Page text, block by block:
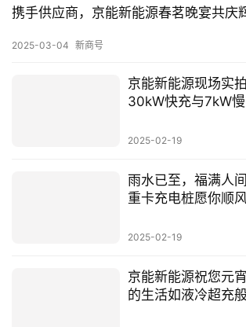
携手供应商，京能新能源春茗晚宴共庆
2025-03-04 新商号
京能新能源现场实
30kW快充与7kW
2025-02-19
雨水已至，福满人
重卡充电桩愿你顺
2025-02-19
京能新能源祝您元
的生活如液冷超充